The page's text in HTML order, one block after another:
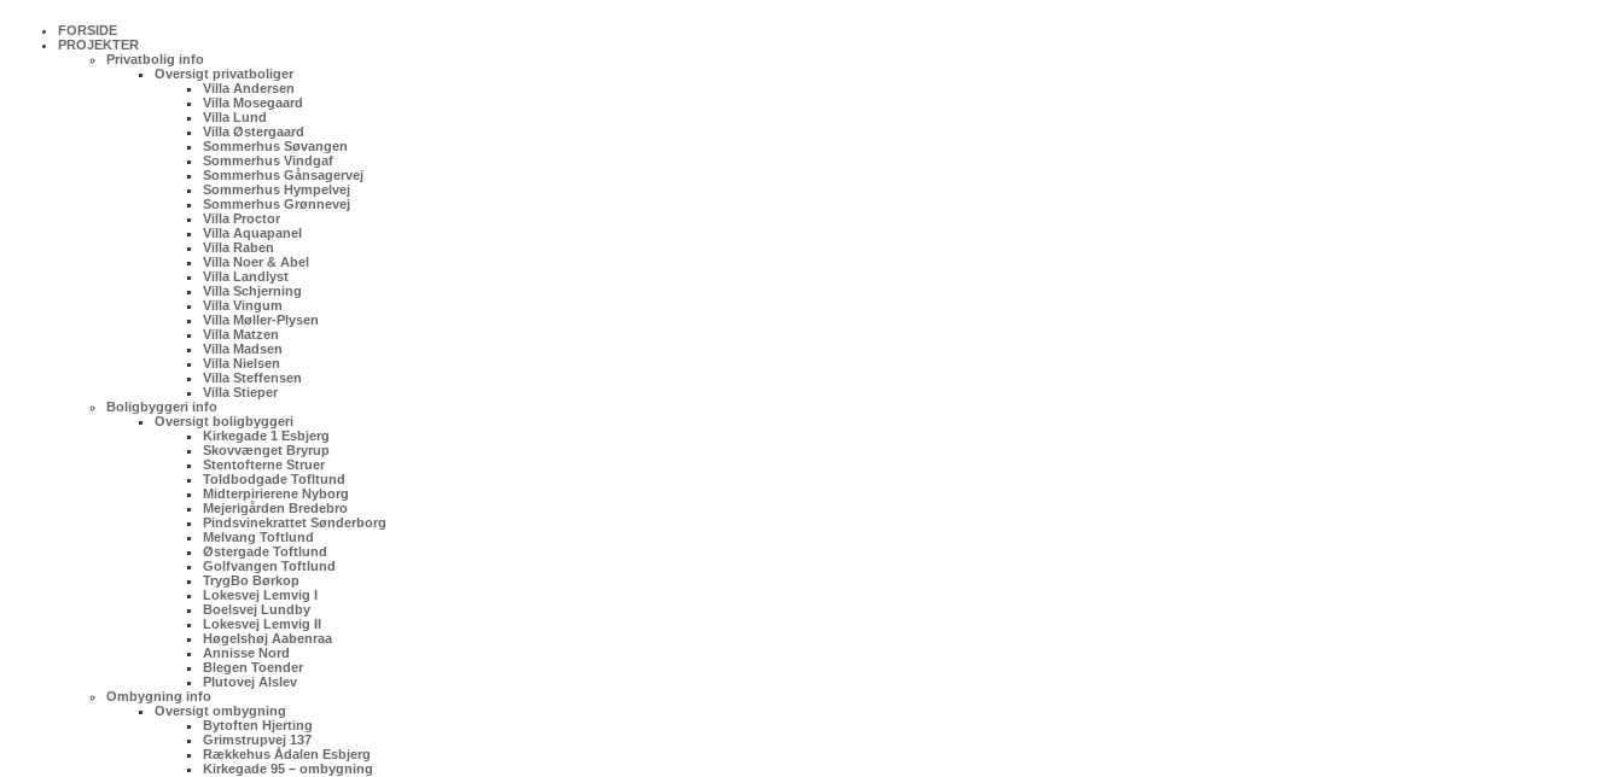
FORSIDE
PROJEKTER
Privatbolig info
Oversigt privatboliger
Villa Andersen
Villa Mosegaard
Villa Lund
Villa Østergaard
Sommerhus Søvangen
Sommerhus Vindgaf
Sommerhus Gånsagervej
Sommerhus Hympelvej
Sommerhus Grønnevej
Villa Proctor
Villa Aquapanel
Villa Raben
Villa Noer & Abel
Villa Landlyst
Villa Schjerning
Villa Vingum
Villa Møller-Plysen
Villa Matzen
Villa Madsen
Villa Nielsen
Villa Steffensen
Villa Stieper
Boligbyggeri info
Oversigt boligbyggeri
Kirkegade 1 Esbjerg
Skovvænget Bryrup
Stentofterne Struer
Toldbodgade Tofltund
Midterpirierene Nyborg
Mejerigården Bredebro
Pindsvinekrattet Sønderborg
Melvang Toftlund
Østergade Toftlund
Golfvangen Toftlund
TrygBo Børkop
Lokesvej Lemvig I
Boelsvej Lundby
Lokesvej Lemvig II
Høgelshøj Aabenraa
Annisse Nord
Blegen Toender
Plutovej Alslev
Ombygning info
Oversigt ombygning
Bytoften Hjerting
Grimstrupvej 137
Rækkehus Ådalen Esbjerg
Kirkegade 95 – ombygning